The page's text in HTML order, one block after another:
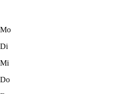
Mo
Di
Mi
Do